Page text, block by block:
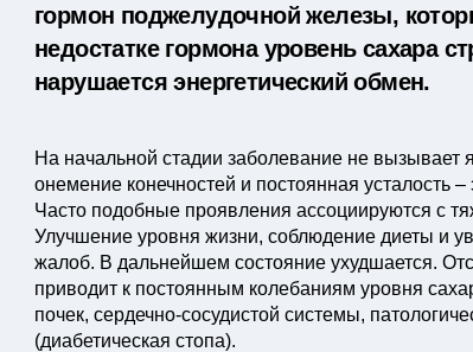
гормон поджелудочной железы,
недостатке гормона уровень сахара
нарушается энергетический обмен.
На начальной стадии заболевание не
онемение конечностей и постоянная усталость
Часто подобные проявления ассоциируются с
Улучшение уровня жизни, соблюдение диеты и
жалоб. В дальнейшем состояние ухудшается.
приводит к постоянным колебаниям уровня
почек, сердечно-сосудистой системы,
(диабетическая стопа).